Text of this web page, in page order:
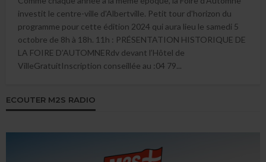
investit le centre-ville d'Albertville. Petit tour d'horizon du
programme pour cette édition 2024 qui aura lieu le samedi 5
octobre de 8h à 18h. 11h : PRÉSENTATION HISTORIQUE DE
LA FOIRE D’AUTOMNERdv devant l’Hôtel de
VilleGratuitInscription conseillée au :04 79...
ECOUTER M2S RADIO